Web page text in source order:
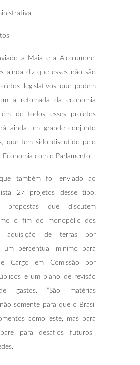
a Maia e a Alcolumbre,
ainda diz que esses não são
legislativos que podem
a retomada da economia
de todos esses projetos
ainda um grande conjunto
que tem sido discutido pelo
com o Parlamento”.
também foi enviado ao
lista 27 projetos desse tipo.
propostas que discutem
o fim do monopólio dos
aquisição de terras por
um percentual mínimo para
Cargo em Comissão por
e um plano de revisão
gastos. “São matérias
somente para que o Brasil
como este, mas para
para desafios futuros”,